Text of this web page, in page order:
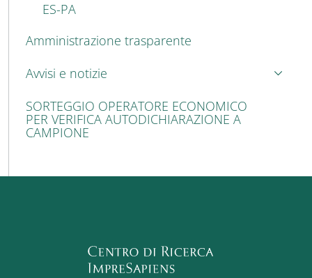
ES-PA
Amministrazione trasparente
Avvisi e notizie
SORTEGGIO OPERATORE ECONOMICO
PER VERIFICA AUTODICHIARAZIONE A
CAMPIONE